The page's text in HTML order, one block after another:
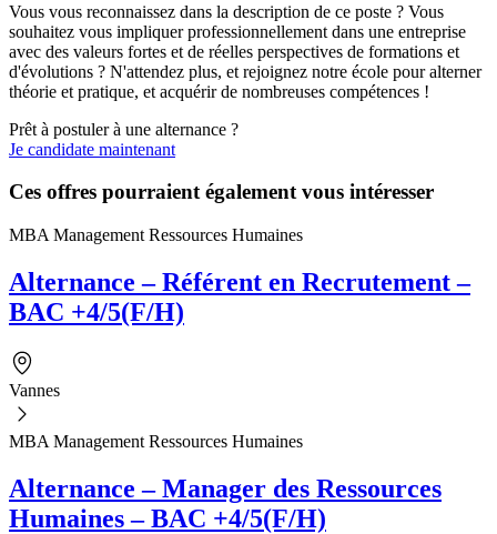
Vous vous reconnaissez dans la description de ce poste ? Vous
souhaitez vous impliquer professionnellement dans une entreprise
avec des valeurs fortes et de réelles perspectives de formations et
d'évolutions ? N'attendez plus, et rejoignez notre école pour alterner
théorie et pratique, et acquérir de nombreuses compétences !
Prêt à postuler à une alternance ?
Je candidate maintenant
Ces offres pourraient également vous intéresser
MBA Management Ressources Humaines
Alternance – Référent en Recrutement –
BAC +4/5(F/H)
Vannes
MBA Management Ressources Humaines
Alternance – Manager des Ressources
Humaines – BAC +4/5(F/H)